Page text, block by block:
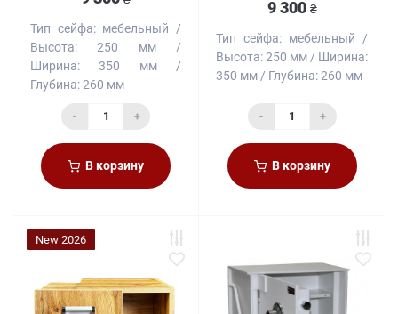
Тип сейфа: мебельный
Высота:
250 мм
Ширина:
350 мм
Глубина:260 мм
- +
В корзину
9 300 ₴
Тип сейфа: мебельный
Высота:250 мм
Ширина:
350 мм
Глубина:260 мм
- +
В корзину
New 2026